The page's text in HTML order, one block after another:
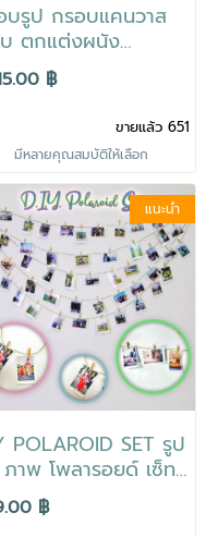
บรูป กรอบแคนวาส
บ ตกแต่งผนัง
ต่งบ้าน สีสดใส ของ
แต่งบ้าน
฿
ขายแล้ว 651
มีหลายคุณสมบัติให้เลือก
แนะนำ
POLAROID SET รูป
าพ โพลารอยด์ เซ็ท
ขวัญ แต่งบ้าน เชือก
นพร้อมตัวหนีบ ติดตั้ง
฿